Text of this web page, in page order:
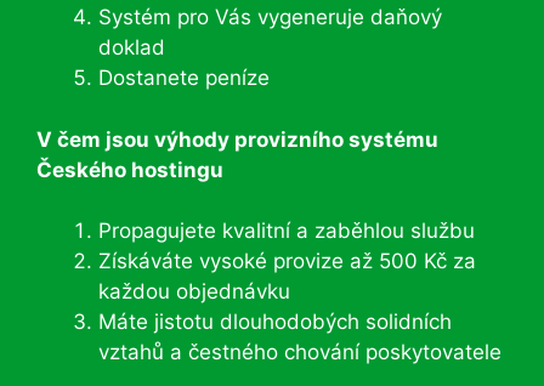
Systém pro Vás vygeneruje daňový
doklad
Dostanete peníze
V čem jsou výhody provizního systému
Českého hostingu
Propagujete kvalitní a zaběhlou službu
Získáváte vysoké provize až 500 Kč za
každou objednávku
Máte jistotu dlouhodobých solidních
vztahů a čestného chování poskytovatele